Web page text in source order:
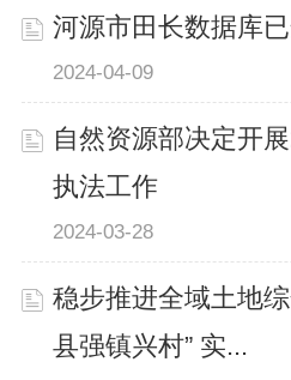
河源市田长数据库
2024-04-09
自然资源部决定开
执法工作
2024-03-28
稳步推进全域土地
县强镇兴村” 实...